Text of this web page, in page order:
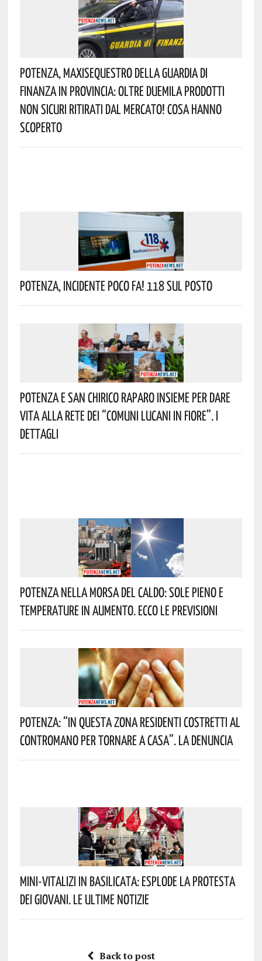
Potenza, Maxisequestro Della Guardia Di
Finanza In Provincia: Oltre Duemila Prodotti
Non Sicuri Ritirati Dal Mercato! Cosa Hanno
Scoperto
Potenza, Incidente Poco Fa! 118 Sul Posto
Potenza E San Chirico Raparo Insieme Per Dare
Vita Alla Rete Dei “Comuni Lucani In Fiore”. I
Dettagli
Potenza Nella Morsa Del Caldo: Sole Pieno E
Temperature In Aumento. Ecco Le Previsioni
Potenza: “In Questa Zona Residenti Costretti Al
Contromano Per Tornare A Casa”. La Denuncia
Mini-Vitalizi In Basilicata: Esplode La Protesta
Dei Giovani. Le Ultime Notizie
Back to post